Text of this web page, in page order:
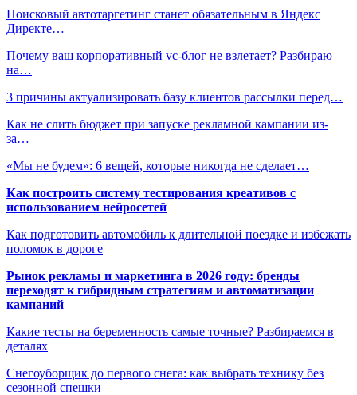
Поисковый автотаргетинг станет обязательным в Яндекс
Директе…
Почему ваш корпоративный vc-блог не взлетает? Разбираю
на…
3 причины актуализировать базу клиентов рассылки перед…
Как не слить бюджет при запуске рекламной кампании из-
за…
«Мы не будем»: 6 вещей, которые никогда не сделает…
Как построить систему тестирования креативов с
использованием нейросетей
Как подготовить автомобиль к длительной поездке и избежать
поломок в дороге
Рынок рекламы и маркетинга в 2026 году: бренды
переходят к гибридным стратегиям и автоматизации
кампаний
Какие тесты на беременность самые точные? Разбираемся в
деталях
Снегоуборщик до первого снега: как выбрать технику без
сезонной спешки